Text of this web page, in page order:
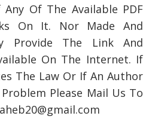
Of The Available PDF
On It. Nor Made And
Provide The Link And
On The Internet. If
The Law Or If An Author
Please Mail Us To